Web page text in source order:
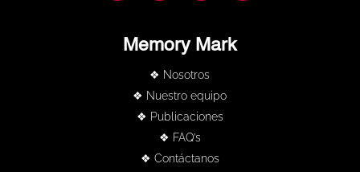
Memory Mark
❖ Nosotros
❖ Nuestro equipo
❖ Publicaciones
❖ FAQ’s
❖ Contáctanos